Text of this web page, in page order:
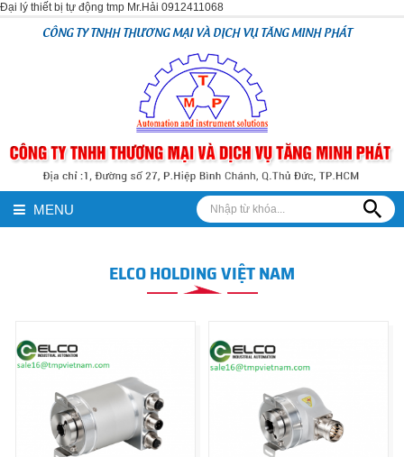
Đại lý thiết bị tự động tmp Mr.Hải 0912411068
CÔNG TY TNHH THƯƠNG MẠI VÀ DỊCH VỤ TĂNG MINH PHÁT
MENU
ELCO HOLDING VIỆT NAM